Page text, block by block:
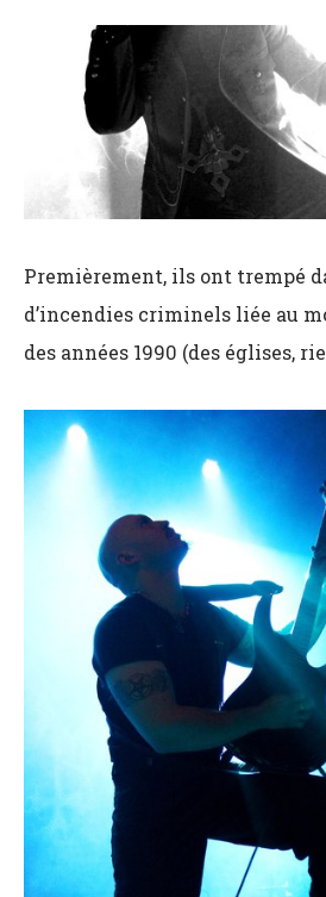
Premièrement, ils ont trempé
d’incendies criminels liée au
des années 1990 (des églises,